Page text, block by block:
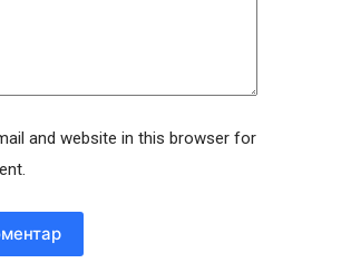
and website in this browser for